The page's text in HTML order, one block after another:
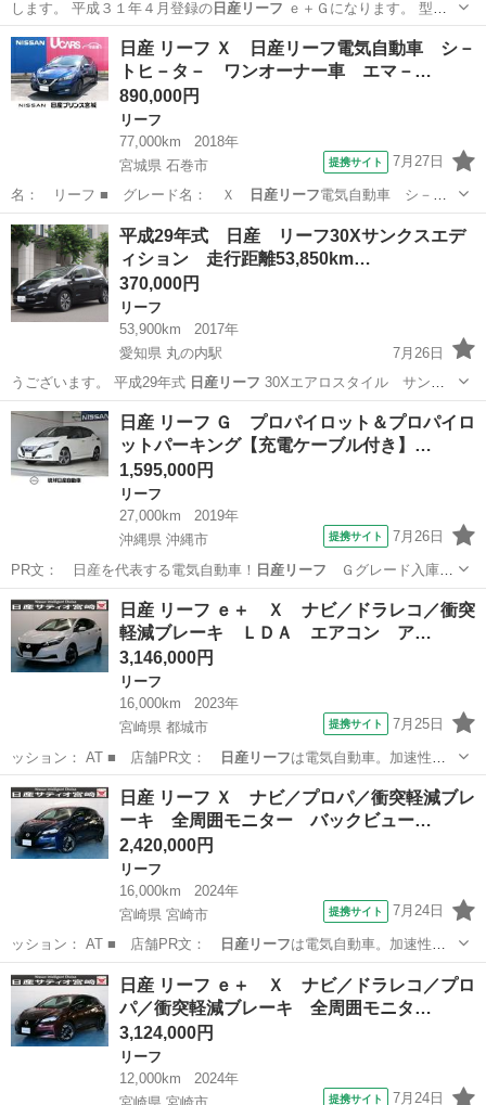
します。 平成３１年４月登録の日産リーフ ｅ＋Ｇになります。 型式
はＺ…
神奈川 南足柄市 リーフ
日産 リーフ Ｘ 日産リーフ電気自動車 シ－
トヒ－タ－ ワンオーナー車 エマ－…
890,000円
リーフ
77,000km
2018年
宮城県 石巻市
提携サイト 7月27日
名： リーフ ■ グレード名： Ｘ 日産リーフ電気自動車 シ－ト
ヒ－タ－ ワンオー…
宮城 石巻市 リーフ
平成29年式 日産 リーフ30Xサンクスエデ
ィション 走行距離53,850km…
370,000円
リーフ
53,900km
2017年
愛知県 丸の内駅
7月26日
うございます。 平成29年式 日産リーフ 30Xエアロスタイル サンク
スエデ…
愛知 名古屋市 丸の内駅 リーフ 走行距離
日産 リーフ Ｇ プロパイロット＆プロパイロ
ットパーキング【充電ケーブル付き】…
1,595,000円
リーフ
27,000km
2019年
沖縄県 沖縄市
提携サイト 7月26日
PR文： 日産を代表する電気自動車！ 日産リーフ Ｇグレード入庫し
ました！！ ■ 修…
沖縄 沖縄市 リーフ
日産 リーフ ｅ＋ Ｘ ナビ／ドラレコ／衝突
軽減ブレーキ ＬＤＡ エアコン ア…
3,146,000円
リーフ
16,000km
2023年
宮崎県 都城市
提携サイト 7月25日
ッション： AT ■ 店舗PR文： 日産リーフは電気自動車。加速性
能。操縦安定性。…
宮崎 都城市 リーフ
日産 リーフ Ｘ ナビ／プロパ／衝突軽減ブレ
ーキ 全周囲モニター バックビュー…
2,420,000円
リーフ
16,000km
2024年
宮崎県 宮崎市
提携サイト 7月24日
ッション： AT ■ 店舗PR文： 日産リーフは電気自動車。加速性
能。操縦安定性。…
宮崎 宮崎市 リーフ
日産 リーフ ｅ＋ Ｘ ナビ／ドラレコ／プロ
パ／衝突軽減ブレーキ 全周囲モニタ…
3,124,000円
リーフ
12,000km
2024年
提携サイト 7月24日